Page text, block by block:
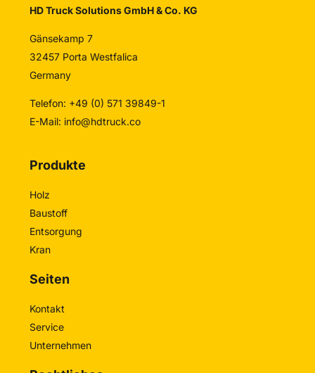
HD Truck Solutions GmbH & Co. KG
Gänsekamp 7
32457 Porta Westfalica
Germany
Telefon: +49 (0) 571 39849-1
E-Mail: info@hdtruck.co
Produkte
Holz
Baustoff
Entsorgung
Kran
Seiten
Kontakt
Service
Unternehmen